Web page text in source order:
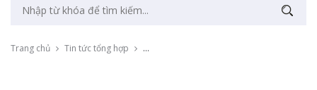
Trang chủ Tin tức tổng hợp Ngỡ ngàng vẻ đẹp lung linh của cây cổ thụ